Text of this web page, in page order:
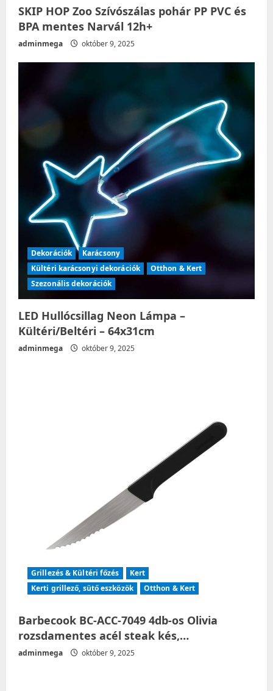
SKIP HOP Zoo Szívószálas pohár PP PVC és
BPA mentes Narvál 12h+
adminmega október 9, 2025
Dekorációk
Karácsony
Kültéri karácsonyi dekorációk
Otthon & Kert
Szezonális dekorációk
LED Hullócsillag Neon Lámpa –
Kültéri/Beltéri – 64x31cm
adminmega október 9, 2025
Grillezés & Kültéri főzés
Kert
Kerti grillező, sütő eszközök
Otthon & Kert
Barbecook BC-ACC-7049 4db-os Olivia
rozsdamentes acél steak kés,…
adminmega október 9, 2025